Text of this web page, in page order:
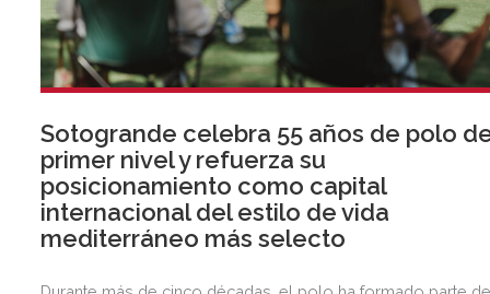
Sotogrande celebra 55 años de polo
primer nivel y refuerza su
posicionamiento como capital
internacional del estilo de vida
mediterráneo más selecto